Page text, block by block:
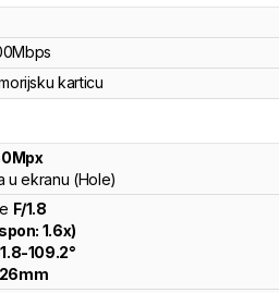
Mbps
karticu
Mpx
u ekranu (Hole)
F/1.8
1.6x)
-109.2°
26mm